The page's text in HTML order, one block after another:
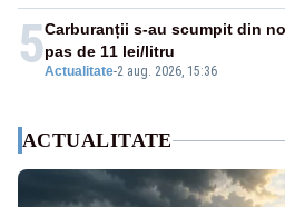
5Actualitate-2 aug. 2026, 15:36
Carburanții s-au scumpit din
pas de 11 lei/litru
ACTUALITATE